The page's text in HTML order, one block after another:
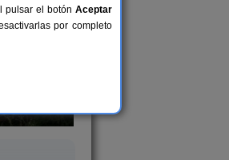
pulsar el botón Aceptar
por completo